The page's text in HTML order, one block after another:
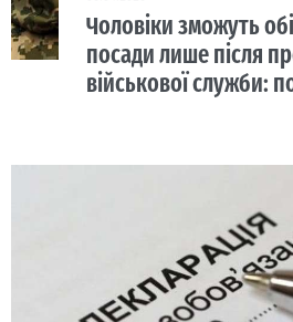
Чоловіки зможуть
посади лише після
військової служби: